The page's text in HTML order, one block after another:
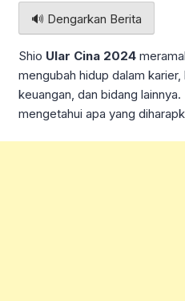
🔊 Dengarkan Berita
Shio Ular Cina 2024
mengubah hidup dalam karier,
keuangan, dan bidang
mengetahui apa yang